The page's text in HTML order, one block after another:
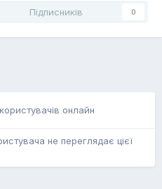
Підписників 0
онлайн
не переглядає цієї